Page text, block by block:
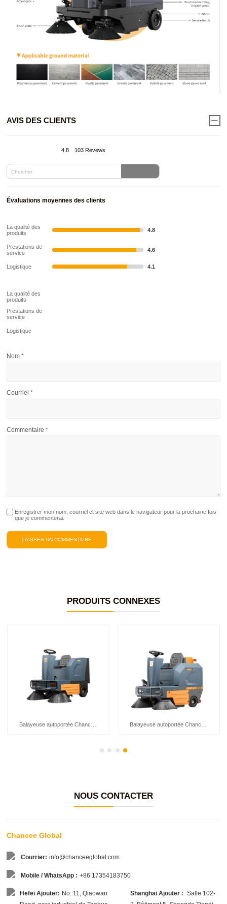
AVIS DES CLIENTS
4.8 103 Revews
Évaluations moyennes des clients
La qualité des
produits
4.8
Prestations de
service
4.6
Logistique 4.1
La qualité des
produits
Prestations de
service
Logistique
Commentaire*
Nom*
Courriel*
Enregistrer mon nom, courriel et site web dans le navigateur pour la prochaine fois
que je commenterai.
PRODUITS CONNEXES
NOUS CONTACTER
Chancee Global
Courrier: info@chanceeglobal.com
Mobile / WhatsApp : +86 17354183750
Hefei Ajouter: No. 11, Qiaowan
Shanghai Ajouter : Salle 102-